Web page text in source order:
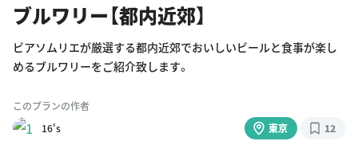
ブルワリー【都内近郊】
ビアソムリエが厳選する都内近郊でおいしいビールと食事が楽し
めるブルワリーをご紹介致します。
このプランの作者
16's
東京 12